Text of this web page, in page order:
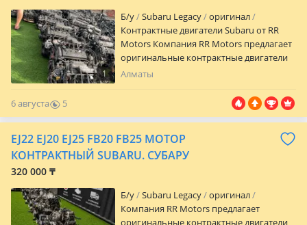
1
Б/y Subaru Legacy
оригинал
Контрактные двигатели Subaru от RR
Motors Компания RR Motors предлагает
оригинальные контрактные двигатели
Subaru в отличном техническом
бензиновых и дизельных двигателей,
поставляемых из Японии, Европы и ОАЭ.
Каждый двигатель проходит проверку
перед продажей, что позволяет
убедиться в его исправности и
агрегаты с большим остаточным
ресурсом по выгодным ценам. В
наличии двигатели для автомобилей:
Алматы
6 августа
5
0
EJ22 EJ20 EJ25 FB20 FB25 МОТОР
КОНТРАКТНЫЙ SUBARU. СУБАРУ
320 000 ₸
Б/y Subaru Legacy
оригинал
Компания RR Motors предлагает
оригинальные контрактные двигатели